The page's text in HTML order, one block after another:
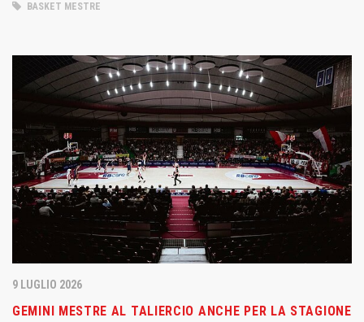
BASKET MESTRE
9 LUGLIO 2026
GEMINI MESTRE AL TALIERCIO ANCHE PER LA STAGIONE